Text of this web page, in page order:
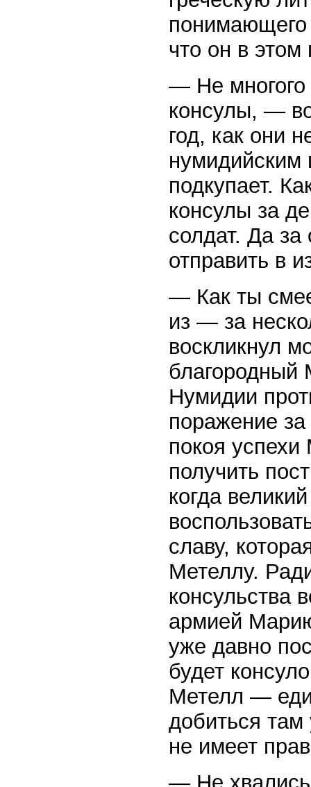
понимающего
что он в этом
— Не многого
консулы, —
год, как они
нумидийским
подкупает.
консулы за
солдат. Да за
отправить в
— Как ты
из — за
воскликнул
благородный
Нумидии
поражение
покоя
получить
когда
славу,
Метеллу.
консульства
армией
уже давно
будет
Метелл —
добиться
не имеет